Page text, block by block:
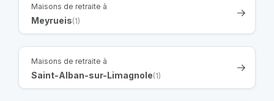
Maisons de retraite à
Meyrueis(1)
Maisons de retraite à
Saint-Alban-sur-Limagnole(1)